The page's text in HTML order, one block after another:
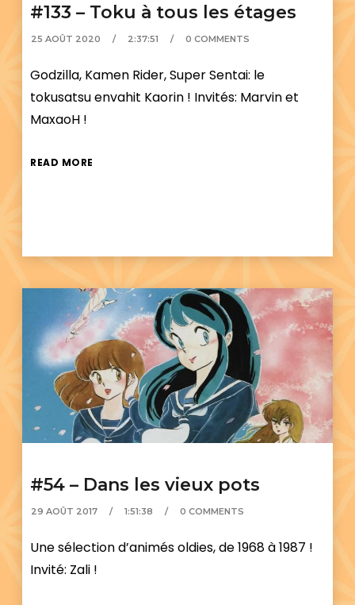
#133 – Toku à tous les étages
25 AOÛT 2020 2:37:51 0 COMMENTS
Godzilla, Kamen Rider, Super Sentai: le
tokusatsu envahit Kaorin ! Invités: Marvin et
MaxaoH !
READ MORE
#54 – Dans les vieux pots
29 AOÛT 2017 1:51:38 0 COMMENTS
Une sélection d’animés oldies, de 1968 à 1987 !
Invité: Zali !